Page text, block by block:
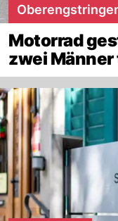
Motorrad
zwei